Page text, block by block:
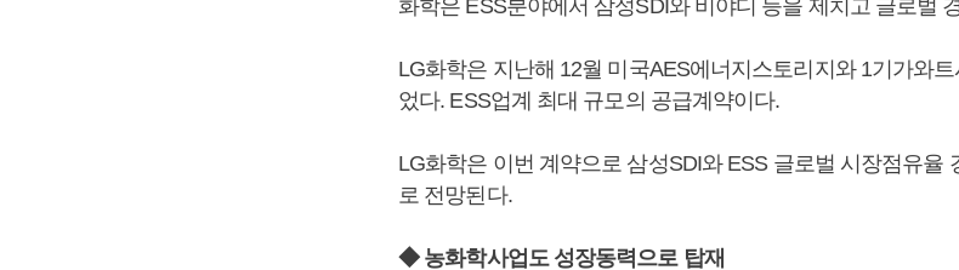
화학은 ESS분야에서 삼성SDI와 비야디 등을 제치고 글로벌
LG화학은 지난해 12월 미국AES에너지스토리지와 1기가와
었다. ESS업계 최대 규모의 공급계약이다.
LG화학은 이번 계약으로 삼성SDI와 ESS 글로벌 시장점유율
로 전망된다.
◆ 농화학사업도 성장동력으로 탑재